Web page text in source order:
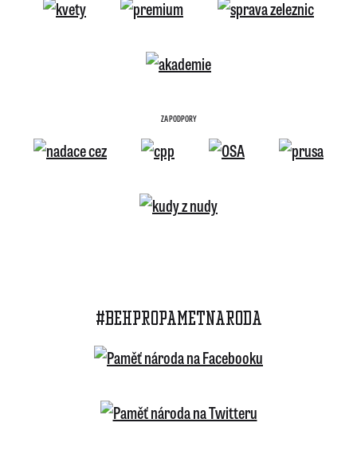
ZA PODPORY
#BEHPROPAMETNARODA